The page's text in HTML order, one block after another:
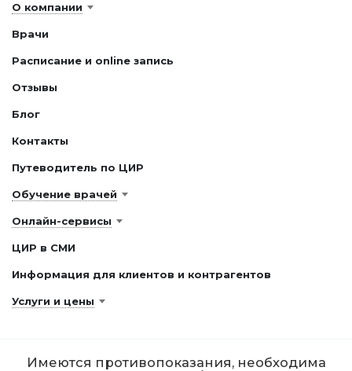
О компании
Врачи
Расписание и online запись
Отзывы
Блог
Контакты
Путеводитель по ЦИР
Обучение врачей
Онлайн-сервисы
ЦИР в СМИ
Информация для клиентов и контрагентов
Услуги и цены
Имеются противопоказания, необходима